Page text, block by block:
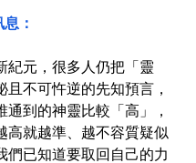
：
紀元，很多人仍把「靈
且不可忤逆的先知預言，
通到的神靈比較「高」，
高就越準、越不容質疑似
們已知道要取回自己的力